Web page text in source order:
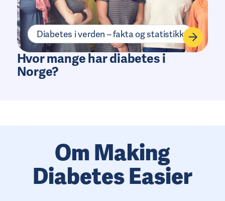
Diabetes i verden – fakta og statistikk
Hvor mange har diabetes i
Norge?
Om Making
Diabetes Easier